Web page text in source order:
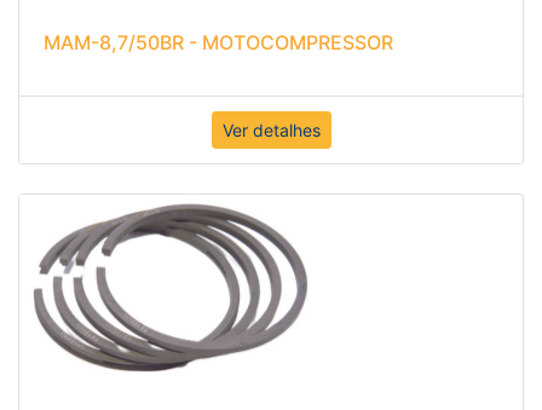
MAM-8,7/50BR - MOTOCOMPRESSOR
Ver detalhes